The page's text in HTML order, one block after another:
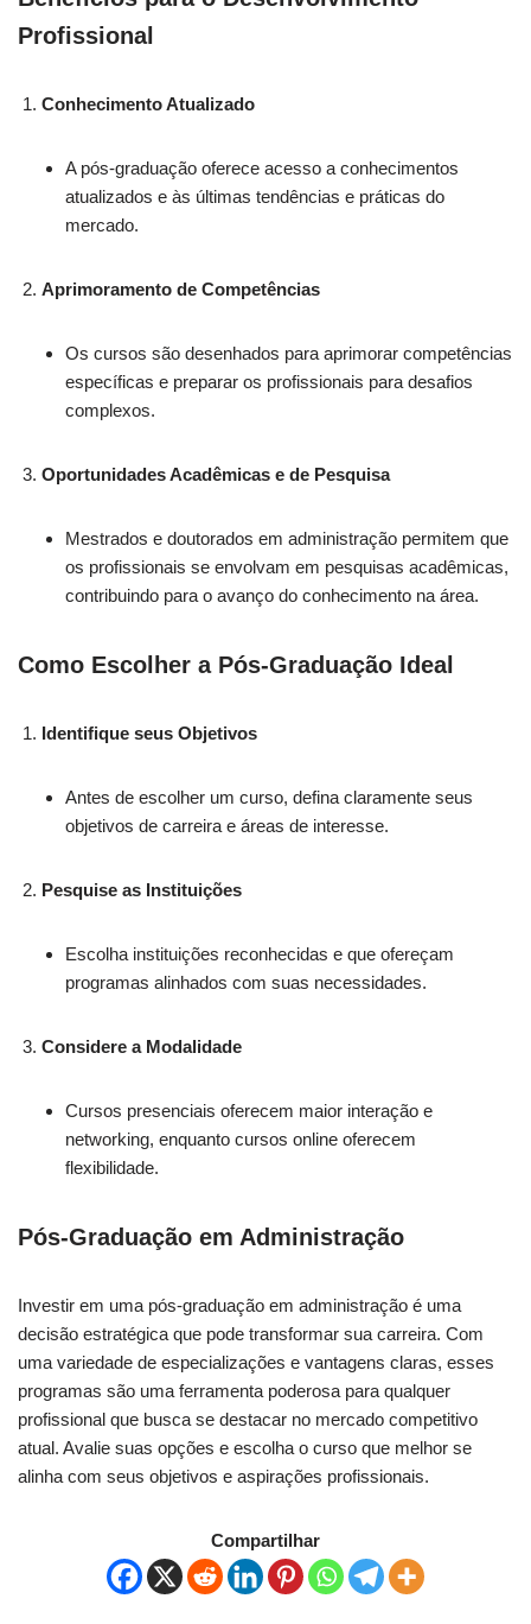
Profissional
Conhecimento Atualizado
A pós-graduação oferece acesso a conhecimentos
atualizados e às últimas tendências e práticas do
mercado.
Aprimoramento de Competências
Os cursos são desenhados para aprimorar competências
específicas e preparar os profissionais para desafios
complexos.
Oportunidades Acadêmicas e de Pesquisa
Mestrados e doutorados em administração permitem que
os profissionais se envolvam em pesquisas acadêmicas,
contribuindo para o avanço do conhecimento na área.
Como Escolher a Pós-Graduação Ideal
Identifique seus Objetivos
Antes de escolher um curso, defina claramente seus
objetivos de carreira e áreas de interesse.
Pesquise as Instituições
Escolha instituições reconhecidas e que ofereçam
programas alinhados com suas necessidades.
Considere a Modalidade
Cursos presenciais oferecem maior interação e
networking, enquanto cursos online oferecem
flexibilidade.
Pós-Graduação em Administração
Investir em uma pós-graduação em administração é uma
decisão estratégica que pode transformar sua carreira. Com
uma variedade de especializações e vantagens claras, esses
programas são uma ferramenta poderosa para qualquer
profissional que busca se destacar no mercado competitivo
atual. Avalie suas opções e escolha o curso que melhor se
alinha com seus objetivos e aspirações profissionais.
Compartilhar